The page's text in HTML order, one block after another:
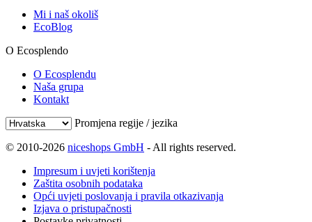
Mi i naš okoliš
EcoBlog
O Ecosplendo
O Ecosplendu
Naša grupa
Kontakt
Promjena regije / jezika
© 2010-2026 niceshops GmbH - All rights reserved.
Impresum i uvjeti korištenja
Zaštita osobnih podataka
Opći uvjeti poslovanja i pravila otkazivanja
Izjava o pristupačnosti